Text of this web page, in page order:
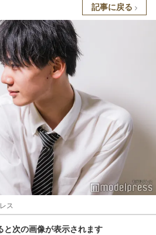
記事に戻る
ス
と次の画像が表示されます